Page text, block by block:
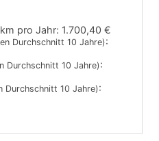
pro Jahr: 1.700,40 €
Durchschnitt 10 Jahre):
Durchschnitt 10 Jahre):
Durchschnitt 10 Jahre):